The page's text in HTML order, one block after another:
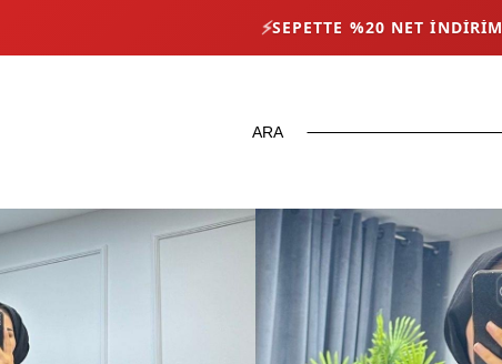
⚡SEPETTE %20 NET İNDIRIM